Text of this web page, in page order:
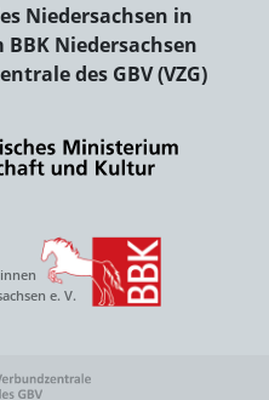
Niedersachsen in
Niedersachsen
des GBV (VZG)
e. V.